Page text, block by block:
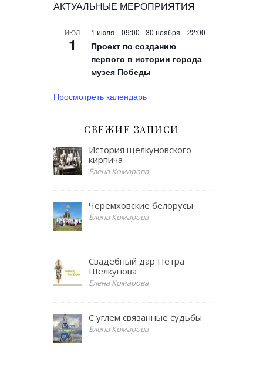
АКТУАЛЬНЫЕ МЕРОПРИЯТИЯ
ИЮЛ
1
1 июля 09:00 -30 ноября 22:00
Проект по созданию
первого в истории города
музея Победы
Просмотреть календарь
СВЕЖИЕ ЗАПИСИ
История щелкуновского
кирпича
Елена Комарова
Черемховские белорусы
Елена Комарова
Свадебный дар Петра
Щелкунова
Елена Комарова
С углем связанные судьбы
Елена Комарова